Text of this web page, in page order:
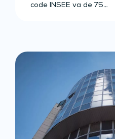
code INSEE va de 75…